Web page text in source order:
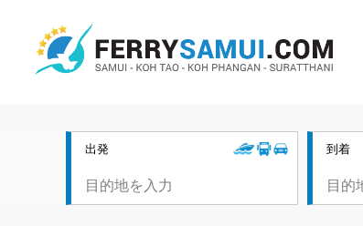
出発 到着